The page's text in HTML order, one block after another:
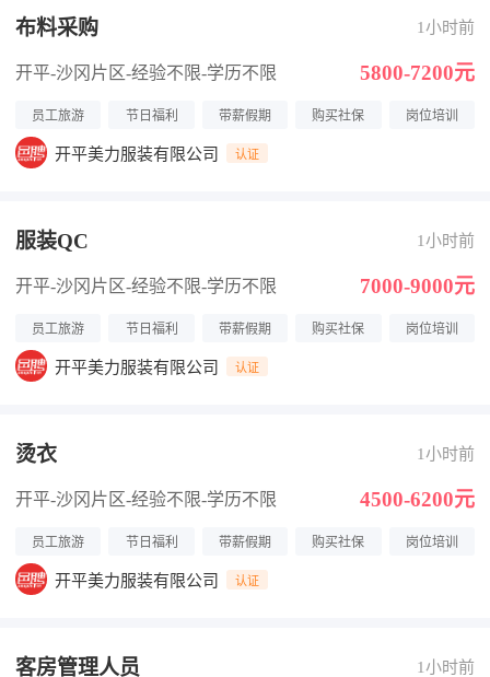
布料采购 1小时前
开平-沙冈片区-经验不限-学历不限 5800-7200元
员工旅游 节日福利 带薪假期 购买社保 岗位培训
开平美力服装有限公司 认证
服装QC 1小时前
开平-沙冈片区-经验不限-学历不限 7000-9000元
员工旅游 节日福利 带薪假期 购买社保 岗位培训
开平美力服装有限公司 认证
烫衣 1小时前
开平-沙冈片区-经验不限-学历不限 4500-6200元
员工旅游 节日福利 带薪假期 购买社保 岗位培训
开平美力服装有限公司 认证
客房管理人员 1小时前